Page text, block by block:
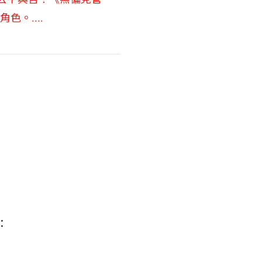
色。....